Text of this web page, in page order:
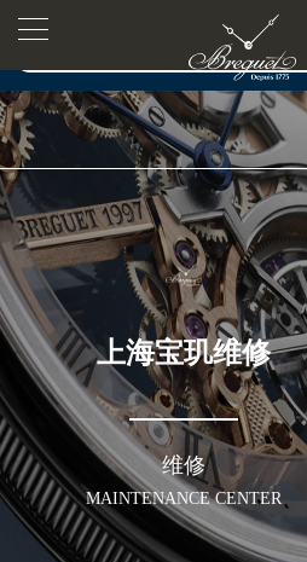
上海宝玑维修
维修
MAINTENANCE CENTER